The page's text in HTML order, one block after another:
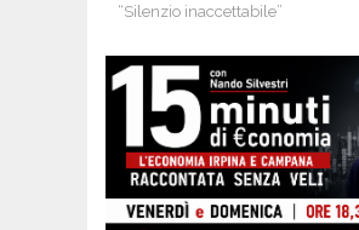
“Silenzio inaccettabile”